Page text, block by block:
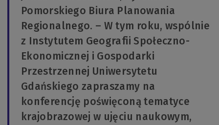
Pomorskiego Biura Planowania
Regionalnego. – W tym roku, wspólnie
z Instytutem Geografii Społeczno-
Ekonomicznej i Gospodarki
Przestrzennej Uniwersytetu
Gdańskiego zapraszamy na
konferencję poświęconą tematyce
krajobrazowej w ujęciu naukowym,